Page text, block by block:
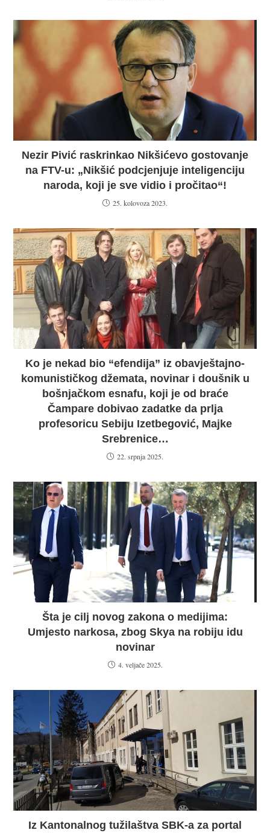
Nezir Pivić raskrinkao Nikšićevo gostovanje
na FTV-u: „Nikšić podcjenjuje inteligenciju
naroda, koji je sve vidio i pročitao“!
25. kolovoza 2023.
Ko je nekad bio “efendija” iz obavještajno-
komunističkog džemata, novinar i doušnik u
bošnjačkom esnafu, koji je od braće
Čampare dobivao zadatke da prlja
profesoricu Sebiju Izetbegović, Majke
Srebrenice…
22. srpnja 2025.
Šta je cilj novog zakona o medijima:
Umjesto narkosa, zbog Skya na robiju idu
novinar
4. veljače 2025.
Iz Kantonalnog tužilaštva SBK-a za portal